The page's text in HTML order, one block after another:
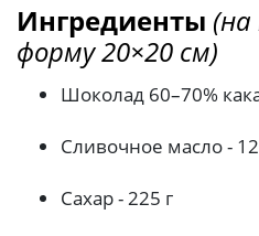
Ингредиенты
форму 20×20 см)
Шоколад 60–70%
Сливочное масло -
Сахар - 225 г